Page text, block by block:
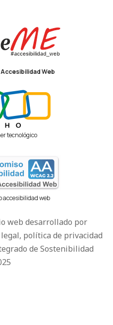
Accesibilidad Web
tecnológico
accesibilidad web
web desarrollado por
política de privacidad
de Sostenibilidad